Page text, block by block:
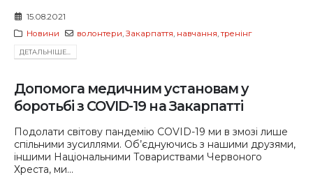
15.08.2021
Новини
волонтери,Закарпаття, навчання,тренінг
ДЕТАЛЬНIШЕ...
Допомога медичним установам у
боротьбі з COVID-19 на Закарпатті
Подолати світову пандемію СOVID-19 ми в змозі лише
спільними зусиллями. Об’єднуючись з нашими друзями,
іншими Національними Товариствами Червоного
Хреста, ми...